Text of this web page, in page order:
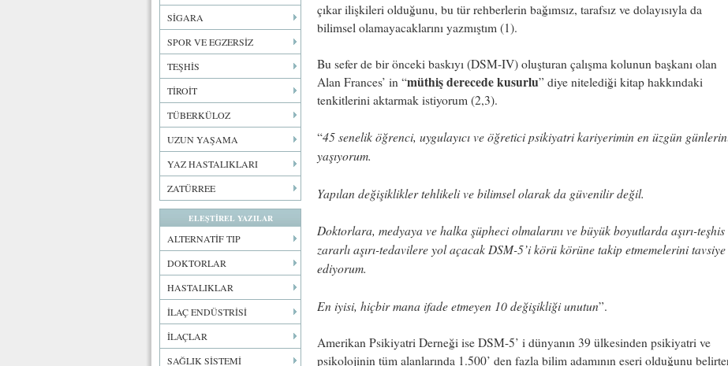
SİGARA
SPOR VE EGZERSİZ
TEŞHİS
TİROİT
TÜBERKÜLOZ
UZUN YAŞAMA
YAZ HASTALIKLARI
ZATÜRREE
ELEŞTİREL YAZILAR
ALTERNATİF TIP
DOKTORLAR
HASTALIKLAR
İLAÇ ENDÜSTRİSİ
İLAÇLAR
SAĞLIK SİSTEMİ
çıkar ilişkileri olduğunu, bu tür rehberlerin bağımsız, tarafsız ve dolayısıyla da
bilimsel olamayacaklarını yazmıştım (1).
Bu sefer de bir önceki baskıyı (DSM-IV) oluşturan çalışma kolunun başkanı olan
Alan Frances’ in “müthiş derecede kusurlu” diye nitelediği kitap hakkındaki
tenkitlerini aktarmak istiyorum (2,3).
“45 senelik öğrenci, uygulayıcı ve öğretici psikiyatri kariyerimin en üzgün
yaşıyorum.
Yapılan değişiklikler tehlikeli ve bilimsel olarak da güvenilir değil.
Doktorlara, medyaya ve halka şüpheci olmalarını ve büyük boyutlarda aşırı-teşhis
zararlı aşırı-tedavilere yol açacak DSM-5’i körü körüne takip etmemelerini tavsiye
ediyorum.
En iyisi, hiçbir mana ifade etmeyen 10 değişikliği unutun”.
Amerikan Psikiyatri Derneği ise DSM-5’ i dünyanın 39 ülkesinden psikiyatri ve
psikolojinin tüm alanlarında 1.500’ den fazla bilim adamının eseri olduğunu